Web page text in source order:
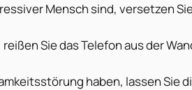
Mensch sind, versetzen
Sie das Telefon aus der
haben, lassen Sie